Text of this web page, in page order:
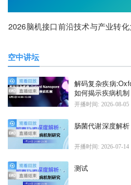
2026脑机接口前沿技术与产业转
空中讲坛
解码复杂疾病
如何揭示疾病机制
开播时间: 2026-08-05
肠菌代谢深度解
开播时间: 2026-07-14
测试